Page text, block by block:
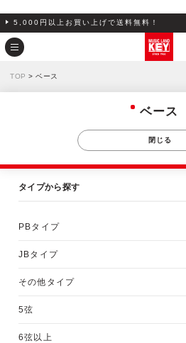
5,000円以上お買い上げで送料無料！
TOP > ベース
ベース
タイプから探す
PBタイプ
JBタイプ
その他タイプ
5弦
6弦以上